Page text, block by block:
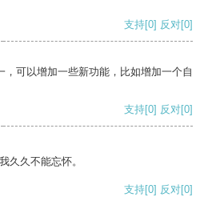
支持[0] 反对[0]
，可以增加一些新功能，比如增加一个自
支持[0] 反对[0]
久久不能忘怀。
支持[0] 反对[0]